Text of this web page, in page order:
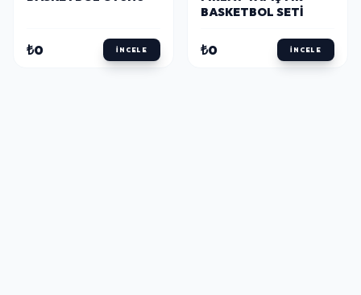
₺0 İNCELE
BASKETBOL SETI
₺0 İNCELE